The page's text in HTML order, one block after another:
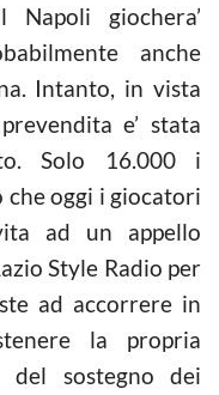
giochera’
anche
Intanto, in vista
e’ stata
Solo 16.000 i
oggi i giocatori
ad un appello
Style Radio per
ad accorrere in
la propria
del sostegno dei